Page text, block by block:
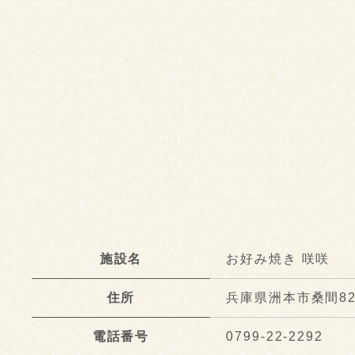
施設名 お好み焼き 咲咲
住所 兵庫県洲本市桑間
電話番号 0799-22-2292